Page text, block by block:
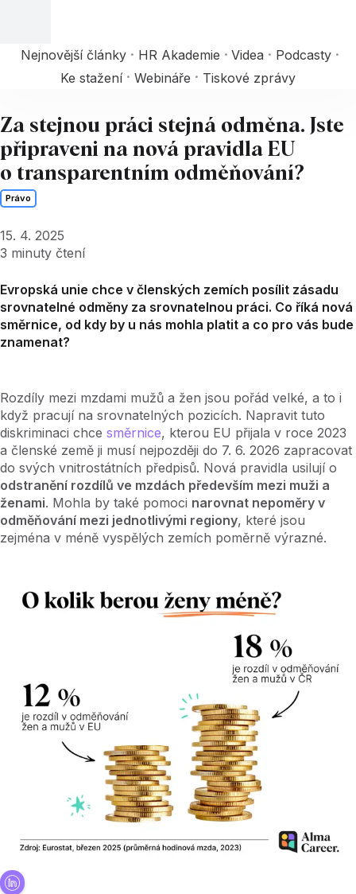
Nejnovější články HR Akademie Videa
Podcasty
Ke stažení
Webináře Tiskové zprávy
Za stejnou práci stejná odměna. Jste
připraveni na nová pravidla EU
o transparentním odměňování?
Právo
15. 4. 2025
3 minuty čtení
Evropská unie chce v členských zemích posílit zásadu
srovnatelné odměny za srovnatelnou práci. Co říká nová
směrnice, od kdy by u nás mohla platit a co pro vás bude
znamenat?
Rozdíly mezi mzdami mužů a žen jsou pořád velké, a to i
když pracují na srovnatelných pozicích. Napravit tuto
diskriminaci chce směrnice, kterou EU přijala v roce 2023
a členské země ji musí nejpozději do 7. 6. 2026 zapracovat
do svých vnitrostátních předpisů. Nová pravidla usilují o
odstranění rozdílů ve mzdách především mezi muži a
ženami. Mohla by také pomoci narovnat nepoměry v
odměňování mezi jednotlivými regiony, které jsou
zejména v méně vyspělých zemích poměrně výrazné.